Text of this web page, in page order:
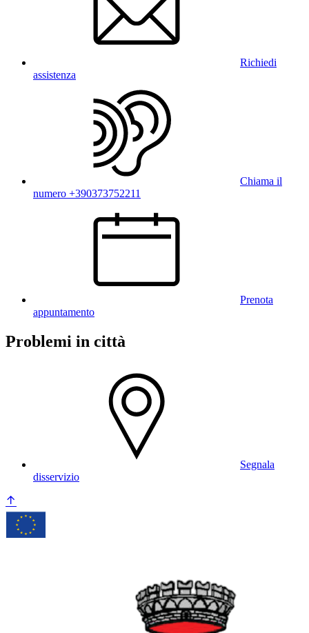
Richiedi
assistenza
Chiama il
numero +390373752211
Prenota
appuntamento
Problemi in città
Segnala
disservizio